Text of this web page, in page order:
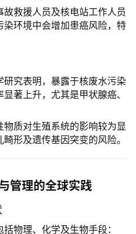
故救援人员及核电站工作人员
染环境中会增加患癌风险，特
研究表明，暴露于核废水污染
著上升，尤其是甲状腺癌、
物质对生殖系统的影响较为显
形及遗传基因突变的风险。
管理的全球实践
物理、化学及生物手段：